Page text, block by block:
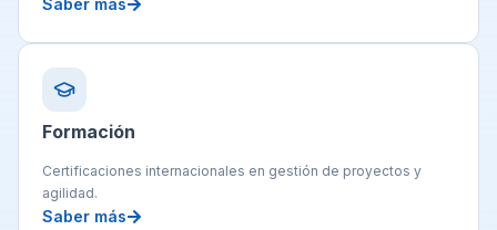
Saber más
Formación
Certificaciones internacionales en gestión de proyectos y
agilidad.
Saber más